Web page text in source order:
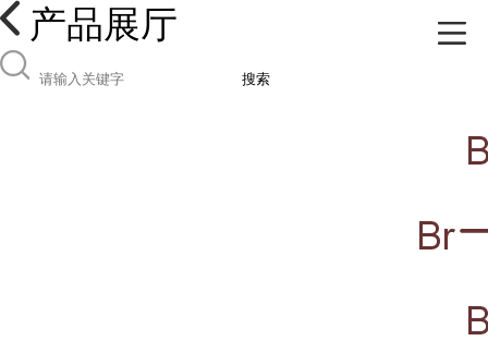
产品展厅
搜索